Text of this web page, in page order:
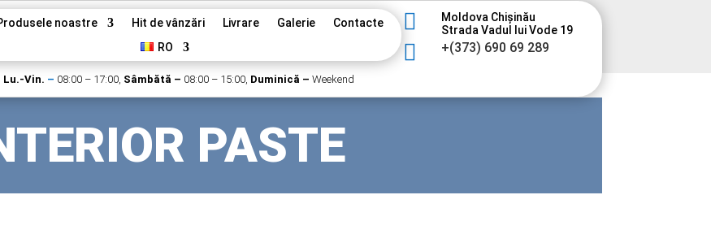
noastre Hit de vânzări Livrare Galerie
Contacte
RO
Lu.-Vin. – 08:00 – 17:00, Sâmbătă – 08:00 – 15:00, Duminică – Weekend

Moldova Chișinău
Strada Vadul lui Vode 19
 +(373) 690 69 289
PASTE